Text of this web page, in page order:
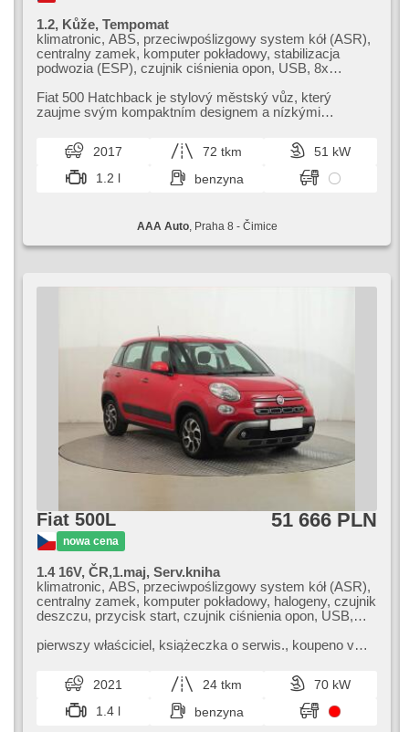
1.2, Kůže, Tempomat
klimatronic, ABS, przeciwpoślizgowy system kół (ASR),
centralny zamek, komputer pokładowy, stabilizacja
podwozia (ESP), czujnik ciśnienia opon, USB, 8x
kierowniczego, el. opuszczane szyby, radio fabryczne,
manualna skrzynia biegów
Fiat 500 Hatchback je stylový městský vůz,​ který
zaujme svým kompaktním designem a nízkými
2017 72 tkm
51 kW
1.2 l
benzyna
AAA Auto, Praha 8 - Čimice
Fiat 500L
nowa cena
51 666 PLN
1.4 16V, ČR,1.maj, Serv.kniha
klimatronic, ABS, przeciwpoślizgowy system kół (ASR),
centralny zamek, komputer pokładowy, halogeny, czujnik
deszczu, przycisk start, czujnik ciśnienia opon, USB,
kierowniczego, radio fabryczne, manualna skrzynia
pierwszy właściciel,​ książeczka o serwis.,​ koupeno v
prostorným interiérem a...
2021 24 tkm
70 kW
1.4 l
benzyna